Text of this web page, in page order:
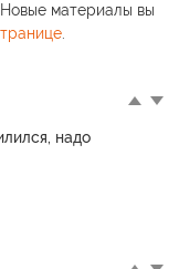
материалы вы
.
надо